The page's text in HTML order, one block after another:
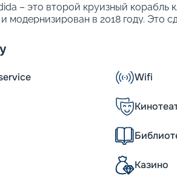
– это второй круизный корабль
модернизирован в 2018 году. Это
тыс. т;
человек.
судна вмещают 1637 кают,
но в каждой есть все
Wifi
Казино